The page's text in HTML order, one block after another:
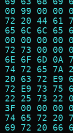
00 99 00
72 20 44
65 6C 6C
00 00 00
72 73 00
6E 6F 6D
74 72 65
20 63 72
72 E9 73
22 25 73
3F 00 00
74 65 72
69 72 20